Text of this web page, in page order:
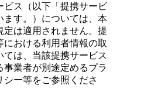
ビス（以下「提携サービ
ます。）については、本
定は適用されません。提
における利用者情報の取
ては、当該提携サービス
事業者が別途定めるプラ
シー等をご参照くださ